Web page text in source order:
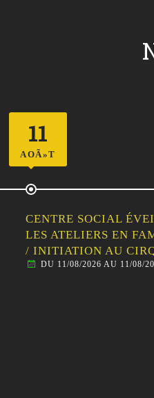
12
AOÃ»T
CENTRE SOCIAL
SORTIE
FAMILLE/
VISITE GUIDÉE DE